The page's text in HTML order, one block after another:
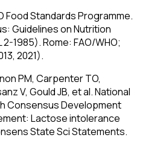
Food Standards Programme.
Guidelines on Nutrition
1985). Rome: FAO/WHO;
2021).
PM, Carpenter TO,
V, Gould JB, et al. National
Consensus Development
Lactose intolerance
State Sci Statements.